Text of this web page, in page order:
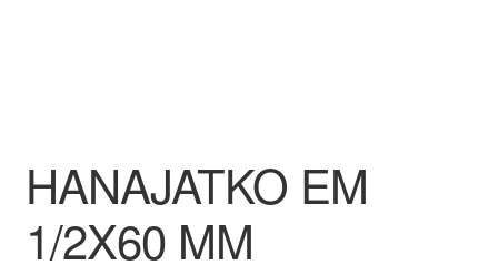
HANAJATKO EM
1/2X60 MM